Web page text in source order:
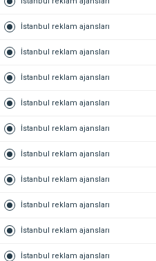
İstanbul reklam ajansları
İstanbul reklam ajansları
İstanbul reklam ajansları
İstanbul reklam ajansları
İstanbul reklam ajansları
İstanbul reklam ajansları
İstanbul reklam ajansları
İstanbul reklam ajansları
İstanbul reklam ajansları
İstanbul reklam ajansları